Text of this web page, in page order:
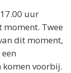
uur
Twee
dit moment,
komen voorbij.